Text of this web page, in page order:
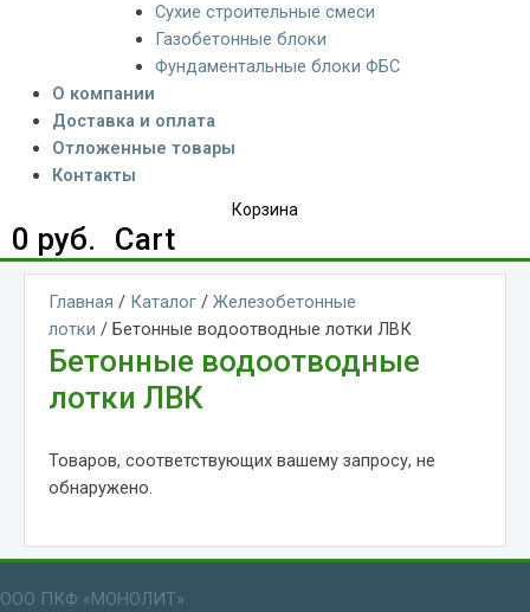
Сухие строительные смеси
Газобетонные блоки
Фундаментальные блоки ФБС
О компании
Доставка и оплата
Отложенные товары
Контакты
Корзина
0 руб. Cart
Главная / Каталог / Железобетонные
лотки / Бетонные водоотводные лотки ЛВК
Бетонные водоотводные
лотки ЛВК
Товаров, соответствующих вашему запросу, не
обнаружено.
ООО ПКФ «МОНОЛИТ»